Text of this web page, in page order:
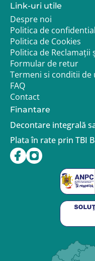
Link-uri utile
Despre noi
Politica de
Politica de Cookies
Politica de Reclamații
Formular de retur
Termeni si conditii de
FAQ
Contact
Finantare
Decontare integrală
Plata în rate prin TBI